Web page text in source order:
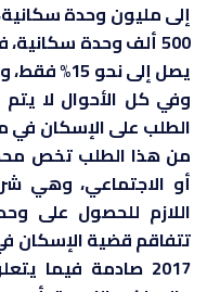
إلى مليون وحدة سكانية،
500 ألف وحدة
يصل إلى
وفي كل الأحوال لا يتم
الطلب على الإسكان في
من هذا الطلب تخص
أو الاجتماعي، وهي
اللازم للحصول على
تتفاقم قضية الإسكان
2017 صادمة فيما